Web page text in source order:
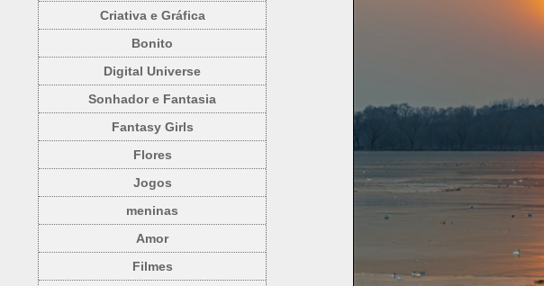
Criativa e Gráfica
Bonito
Digital Universe
Sonhador e Fantasia
Fantasy Girls
Flores
Jogos
meninas
Amor
Filmes